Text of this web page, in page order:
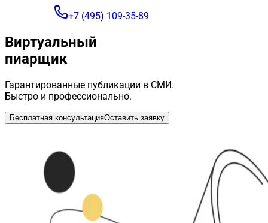
+7 (495) 109-35-89
Виртуальный
пиарщик
Гарантированные публикации в СМИ.
Быстро и профессионально.
Бесплатная консультацияОставить заявку